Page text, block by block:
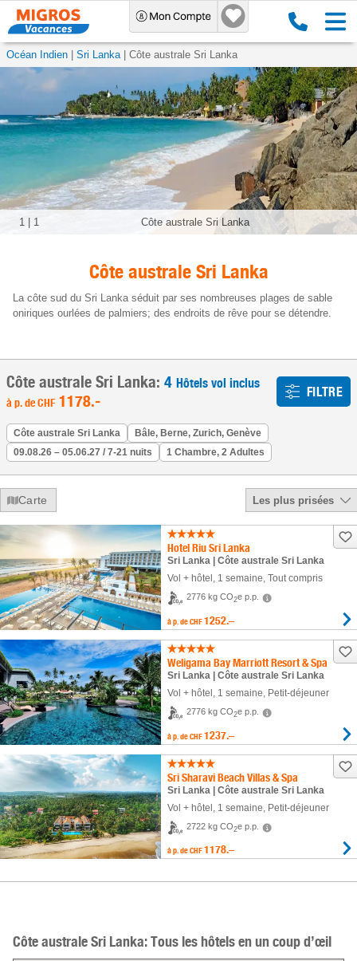
Océan Indien Sri Lanka Côte australe Sri Lanka
Côte australe Sri Lanka
1 1
Côte australe Sri Lanka
La côte sud du Sri Lanka séduit par ses nombreuses plages de sable
oniriques ourlées de palmiers; des endroits de rêve pour se détendre.
Côte australe Sri Lanka: 4 Hôtels vol inclus
à p. deCHF 1178.- FILTRE
Côte australe Sri Lanka
Bâle, Berne, Zurich, Genève
09.08.26 – 05.06.27 / 7-21 nuits
1 Chambre, 2 Adultes
Carte Les plus prisées
Hotel Riu Sri Lanka
Sri Lanka | Côte australe Sri Lanka
Vol + hôtel , 1 semaine, Tout compris
2776 kg CO2e p.p.
à p. de CHF 1252.–
Weligama Bay Marriott Resort & Spa
Sri Lanka | Côte australe Sri Lanka
Vol + hôtel 1 semaine , Petit-déjeuner
2776 kg CO2e p.p.
à p. de CHF 1237.–
Sri Sharavi Beach Villas & Spa
Sri Lanka | Côte australe Sri Lanka
Vol + hôtel 1 semaine , Petit-déjeuner
2722 kg CO2e p.p.
à p. de CHF 1178.–
Côte australe Sri Lanka: Tous les hôtels en un coup d’œil